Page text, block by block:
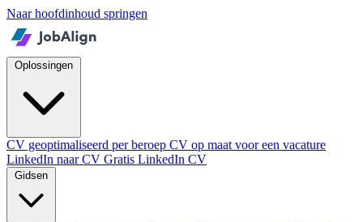
Naar hoofdinhoud springen
CV geoptimaliseerd per beroep CV op maat voor een vacature
LinkedIn naar CV Gratis LinkedIn CV